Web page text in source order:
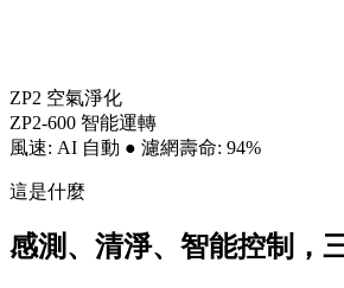
ZP2 空氣淨化
ZP2-600 智能運轉
風速: AI 自動 ● 濾網壽命: 94%
這是什麼
感測、清淨、智能控制，